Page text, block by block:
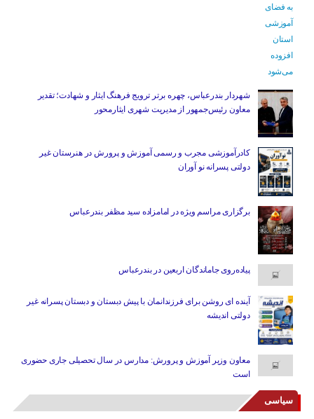
شهردار بندرعباس، چهره برتر ترویج فرهنگ ایثار و شهادت؛ تقدیر
معاون رئیس‌جمهور از مدیریت شهری ایثارمحور
کادرآموزشی مجرب و رسمی آموزش و پرورش در هنرستان غیر
دولتی پسرانه نو آوران
برگزاری مراسم ویژه در امامزاده سید مظفر بندرعباس
پیاده‌روی جاماندگان اربعین در بندرعباس
آینده ای روشن برای فرزندانمان با پیش دبستان و دبستان پسرانه غیر
دولتی اندیشه
معاون وزیر آموزش و پرورش: مدارس در سال تحصیلی جاری حضوری
است
سیاسی